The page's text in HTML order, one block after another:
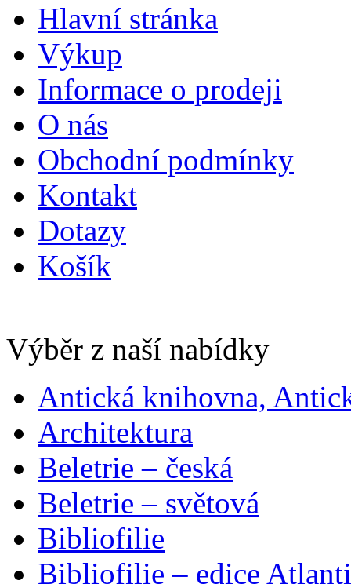
Hlavní stránka
Výkup
Informace o prodeji
O nás
Obchodní podmínky
Kontakt
Dotazy
Košík
Výběr z naší nabídky
Antická knihovna,
Architektura
Beletrie – česká
Beletrie – světová
Bibliofilie
Bibliofilie – edice